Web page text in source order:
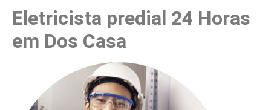
Eletricista predial 24 Horas
em Dos Casa